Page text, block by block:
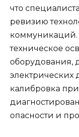
что
ревизию
коммуникаций.
техническое
оборудования,
электрических
калибровка
опасности и